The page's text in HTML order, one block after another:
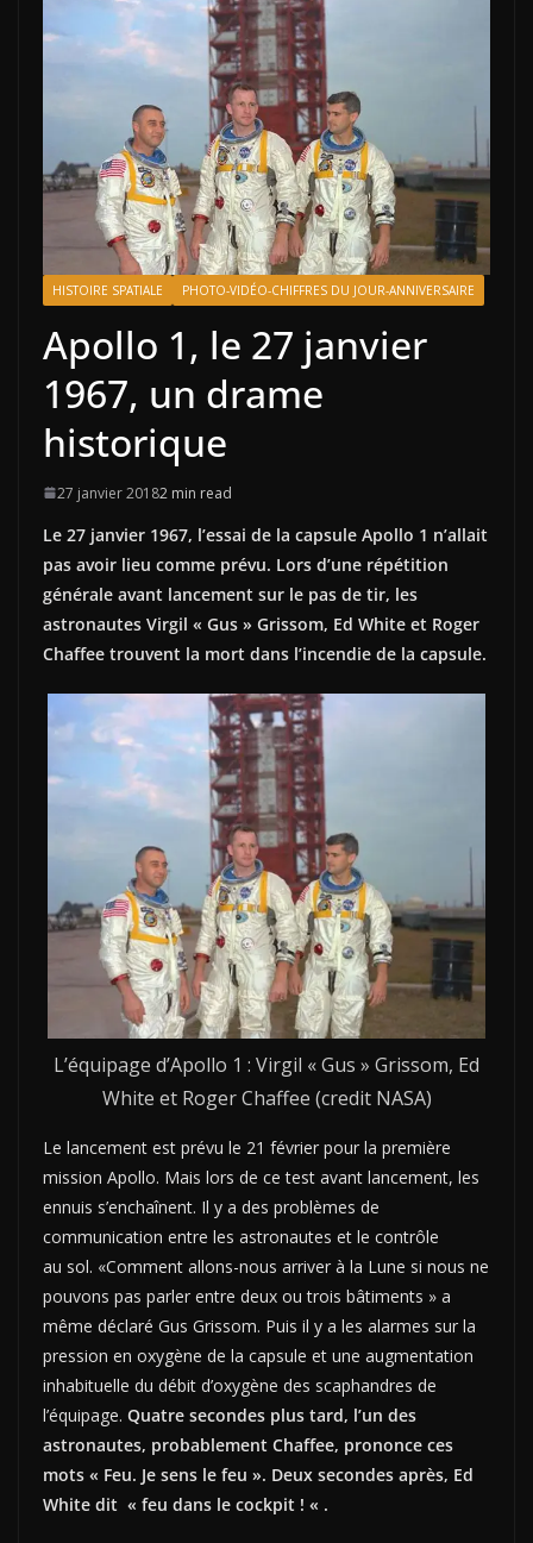
HISTOIRE SPATIALE PHOTO-VIDÉO-CHIFFRES DU JOUR-ANNIVERSAIRE
Apollo 1, le 27 janvier
1967, un drame
historique
27 janvier 20182 min read
Le 27 janvier 1967, l’essai de la capsule Apollo 1 n’allait
pas avoir lieu comme prévu. Lors d’une répétition
générale avant lancement sur le pas de tir, les
astronautes Virgil « Gus » Grissom, Ed White et Roger
Chaffee trouvent la mort dans l’incendie de la capsule.
L’équipage d’Apollo 1 : Virgil « Gus » Grissom, Ed
White et Roger Chaffee (credit NASA)
Le lancement est prévu le 21 février pour la première
mission Apollo. Mais lors de ce test avant lancement, les
ennuis s’enchaînent. Il y a des problèmes de
communication entre les astronautes et le contrôle
au sol. «Comment allons-nous arriver à la Lune si nous ne
pouvons pas parler entre deux ou trois bâtiments » a
même déclaré Gus Grissom. Puis il y a les alarmes sur la
pression en oxygène de la capsule et une augmentation
inhabituelle du débit d’oxygène des scaphandres de
l’équipage. Quatre secondes plus tard, l’un des
astronautes, probablement Chaffee, prononce ces
mots « Feu. Je sens le feu ». Deux secondes après, Ed
White dit « feu dans le cockpit ! « .